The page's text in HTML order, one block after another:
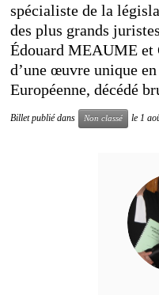
spécialiste de la
des plus grands
Édouard MEAUME et
d’une œuvre unique
Européenne, décédé
Billet publié dans Non classé le 1